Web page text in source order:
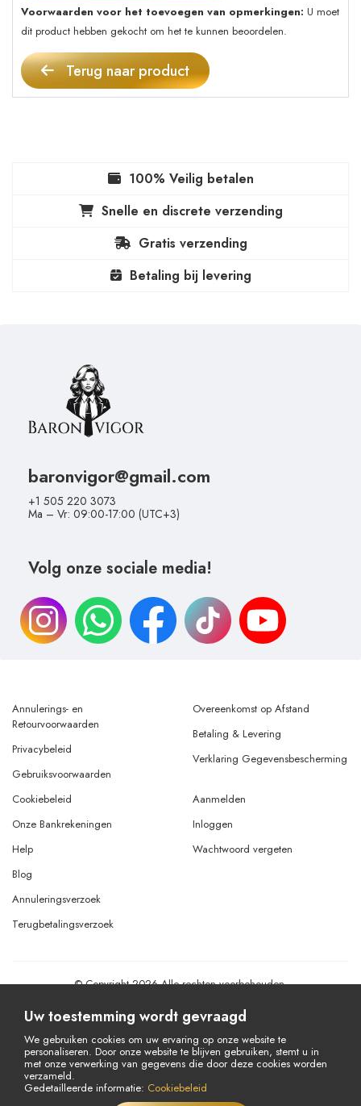
Voorwaarden voor het toevoegen van opmerkingen: U moet
dit product hebben gekocht om het te kunnen beoordelen.
Terug naar product
100% Veilig betalen
Snelle en discrete verzending
Gratis verzending
Betaling bij levering
baronvigor@gmail.com
+1 505 220 3073
Ma – Vr: 09:00-17:00 (UTC+3)
Volg onze sociale media!
Annulerings- en
Retourvoorwaarden
Privacybeleid
Gebruiksvoorwaarden
Overeenkomst op Afstand
Betaling & Levering
Verklaring Gegevensbescherming
Cookiebeleid
Onze Bankrekeningen
Help
Aanmelden
Inloggen
Wachtwoord vergeten
Blog
Annuleringsverzoek
Terugbetalingsverzoek
© Copyright 2026 Alle rechten voorbehouden.
Uw toestemming wordt gevraagd
We gebruiken cookies om uw ervaring op onze website te
personaliseren. Door onze website te blijven gebruiken, stemt u in
met onze verwerking van gegevens die door deze cookies worden
verzameld.
Gedetailleerde informatie: Cookiebeleid